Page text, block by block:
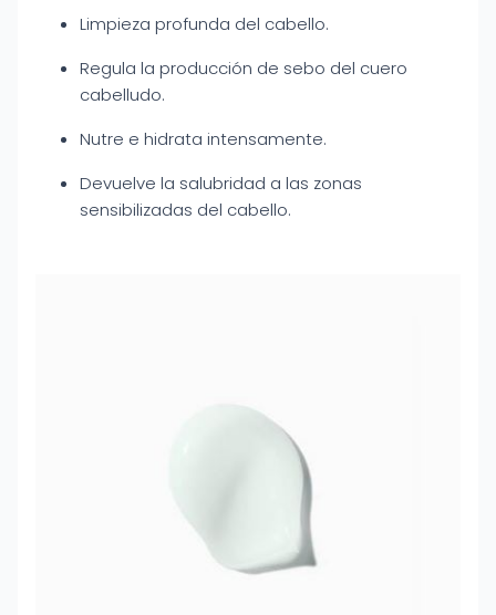
Limpieza profunda del cabello.
Regula la producción de sebo del cuero
cabelludo.
Nutre e hidrata intensamente.
Devuelve la salubridad a las zonas
sensibilizadas del cabello.